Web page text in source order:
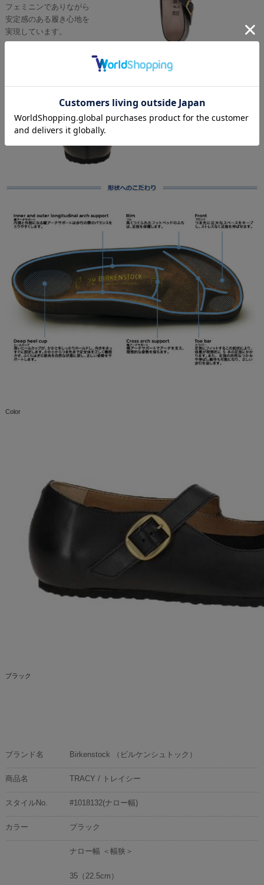
フェミニンでありながら
安定感のある履き心地を
実現しています。
軽量でクッション性に優
れたEVAアウトソールを
Color
ブラック
ブランド名 Birkenstock （ビルケンシュトック）
商品名 TRACY / トレイシー
スタイルNo. #1018132(ナロー幅)
カラー ブラック
ナロー幅 ＜幅狭＞
35（22.5cm）